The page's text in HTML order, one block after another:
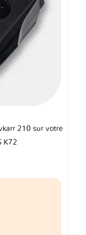
210 sur votre
K72